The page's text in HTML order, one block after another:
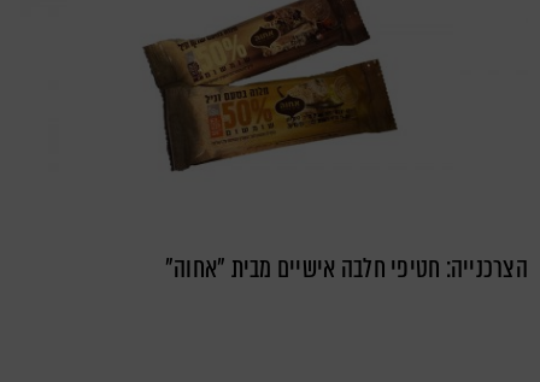
הצרכנייה: חטיפי חלבה אישיים מבית "אחוה"